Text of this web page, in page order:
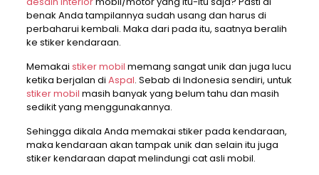
benak Anda tampilannya sudah usang dan harus di
perbaharui kembali. Maka dari pada itu, saatnya beralih
ke stiker kendaraan.
Memakai stiker mobil memang sangat unik dan juga lucu
ketika berjalan di Aspal. Sebab di Indonesia sendiri, untuk
stiker mobil masih banyak yang belum tahu dan masih
sedikit yang menggunakannya.
Sehingga dikala Anda memakai stiker pada kendaraan,
maka kendaraan akan tampak unik dan selain itu juga
stiker kendaraan dapat melindungi cat asli mobil.